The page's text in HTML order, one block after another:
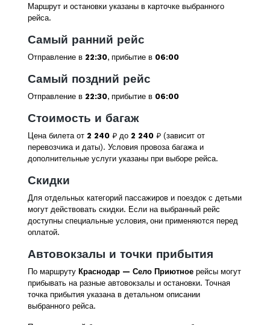
Маршрут и остановки указаны в карточке выбранного
рейса.
Самый ранний рейс
Отправление в 22:30, прибытие в 06:00
Самый поздний рейс
Отправление в 22:30, прибытие в 06:00
Стоимость и багаж
Цена билета от 2 240 ₽ до 2 240 ₽ (зависит от
перевозчика и даты). Условия провоза багажа и
дополнительные услуги указаны при выборе рейса.
Скидки
Для отдельных категорий пассажиров и поездок с детьми
могут действовать скидки. Если на выбранный рейс
доступны специальные условия, они применяются перед
оплатой.
Автовокзалы и точки прибытия
По маршруту Краснодар — Село Приютное рейсы могут
прибывать на разные автовокзалы и остановки. Точная
точка прибытия указана в детальном описании
выбранного рейса.